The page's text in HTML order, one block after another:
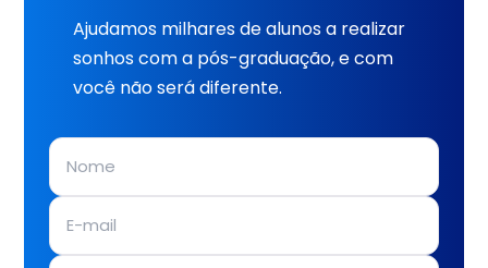
Ajudamos milhares de alunos a realizar
sonhos com a pós-graduação, e com
você não será diferente.